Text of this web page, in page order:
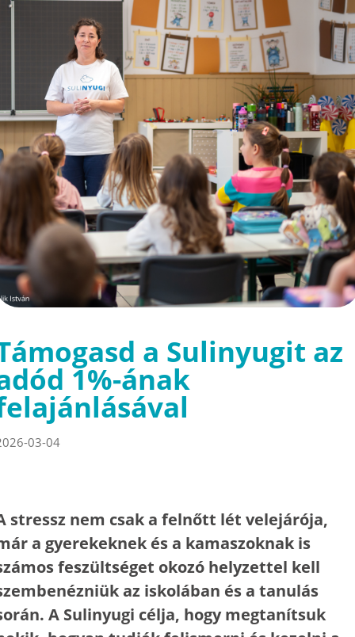
a Sulinyugit az
1%-ának
03-04
stressz nem csak a felnőtt lét velejárója,
a gyerekeknek és a kamaszoknak is
feszültséget okozó helyzettel kell
az iskolában és a tanulás
A Sulinyugi célja, hogy megtanítsuk